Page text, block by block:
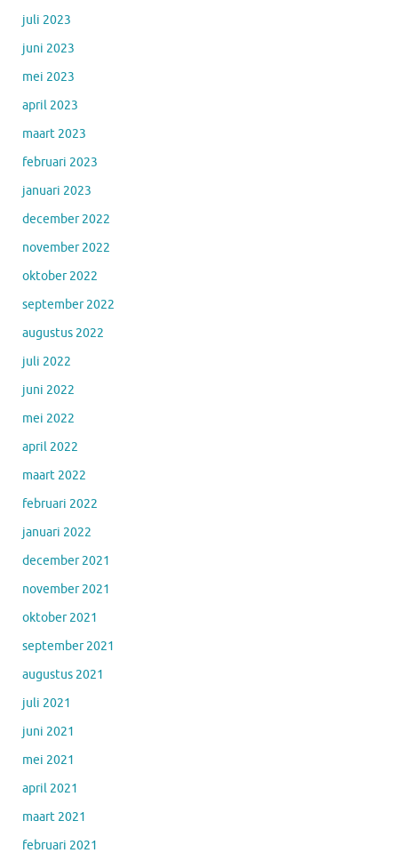
juli 2023
juni 2023
mei 2023
april 2023
maart 2023
februari 2023
januari 2023
december 2022
november 2022
oktober 2022
september 2022
augustus 2022
juli 2022
juni 2022
mei 2022
april 2022
maart 2022
februari 2022
januari 2022
december 2021
november 2021
oktober 2021
september 2021
augustus 2021
juli 2021
juni 2021
mei 2021
april 2021
maart 2021
februari 2021